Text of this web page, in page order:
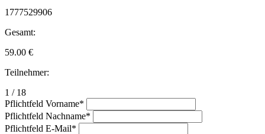
1777529906
Gesamt:
59.00 €
Teilnehmer:
1 / 18
Pflichtfeld Vorname*
Pflichtfeld Nachname*
Pflichtfeld E-Mail*